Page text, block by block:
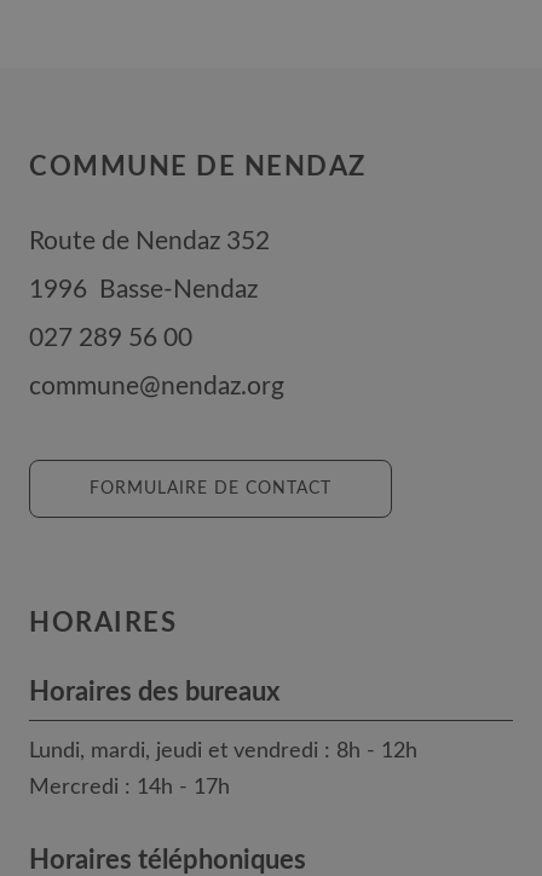
COMMUNE DE NENDAZ
Route de Nendaz 352
1996
Basse-Nendaz
027 289 56 00
commune@nendaz.org
FORMULAIRE DE CONTACT
HORAIRES
Horaires des bureaux
Lundi, mardi, jeudi et vendredi : 8h - 12h
Mercredi : 14h - 17h
Horaires téléphoniques